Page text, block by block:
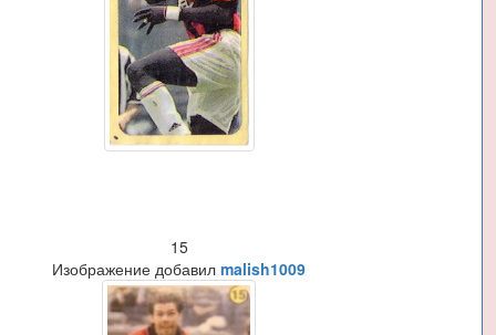
15
Изображение добавилmalish1009